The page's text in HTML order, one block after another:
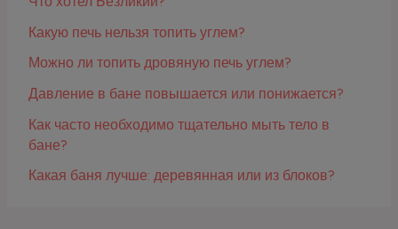
Какую печь нельзя топить углем?
Можно ли топить дровяную печь углем?
Давление в бане повышается или понижается?
Как часто необходимо тщательно мыть тело в
бане?
Какая баня лучше: деревянная или из блоков?